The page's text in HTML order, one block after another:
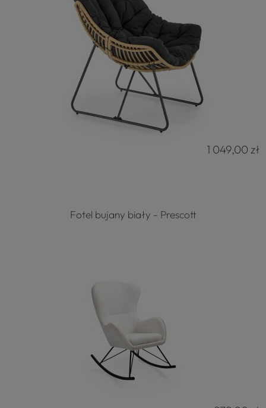
1 049,00 zł
Fotel bujany biały - Prescott